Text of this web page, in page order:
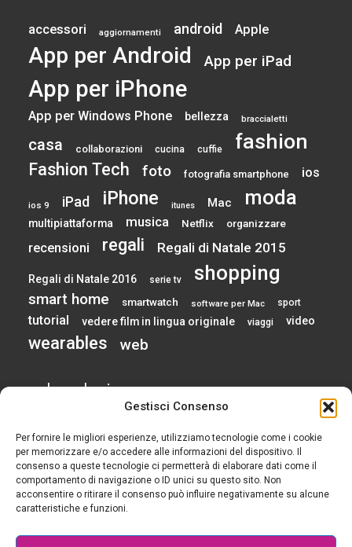
Gestisci Consenso
Per fornire le migliori esperienze, utilizziamo tecnologie come i cookie
per memorizzare e/o accedere alle informazioni del dispositivo. Il
consenso a queste tecnologie ci permetterà di elaborare dati come il
comportamento di navigazione o ID unici su questo sito. Non
acconsentire o ritirare il consenso può influire negativamente su alcune
caratteristiche e funzioni.
accessori aggiornamenti android Apple
App per Android App per iPad
App per iPhone
App per Windows Phone bellezza braccialetti
casa collaborazioni cucina cuffie fashion
Fashion Tech foto fotografia smartphone ios
ios 9 iPad iPhone itunes Mac moda
multipiattaforma musica Netflix organizzare
recensioni regali Regali di Natale 2015
Regali di Natale 2016 serie tv shopping
smart home smartwatch software per Mac sport
tutorial vedere film in lingua originale viaggi video
wearables web
calendario
AGOSTO 2026
L M M G V S
1
2
10
11 12 13 14 15 16